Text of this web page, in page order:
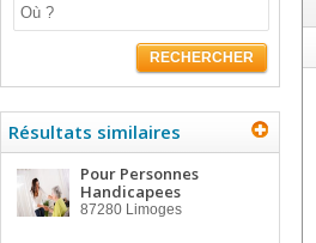
RECHERCHER
Résultats similaires
Pour Personnes
Handicapees
87280 Limoges